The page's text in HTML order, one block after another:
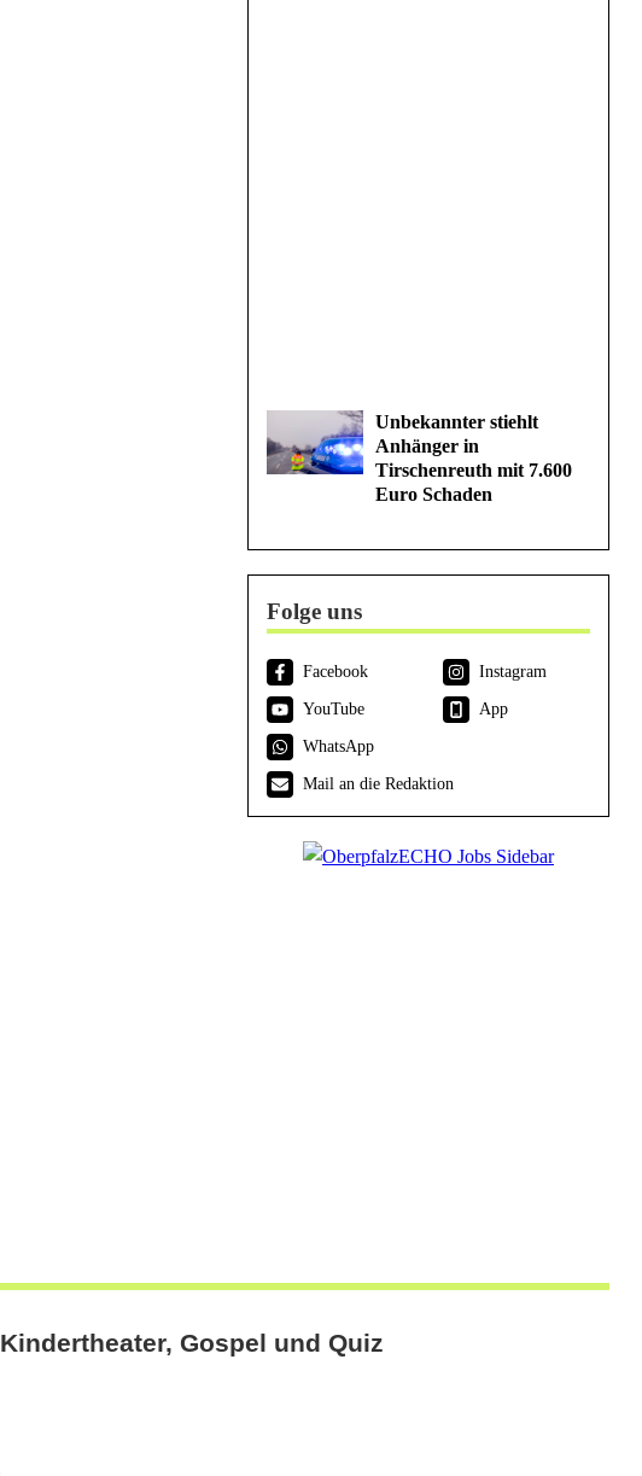
Unbekannter stiehlt
Anhänger in
Tirschenreuth mit 7.600
Euro Schaden
Folge uns
Facebook
Instagram
YouTube
App
WhatsApp
Mail an die Redaktion
Kindertheater, Gospel und Quiz